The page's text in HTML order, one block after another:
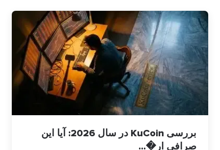
بررسی KuCoin در سال 2026: آیا این
صرافی ار�...